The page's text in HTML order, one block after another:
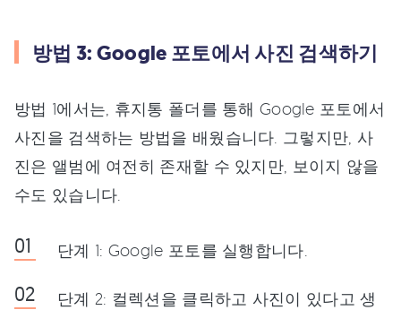
방법 3: Google 포토에서 사진 검색하기
방법 1에서는, 휴지통 폴더를 통해 Google 포토에서
사진을 검색하는 방법을 배웠습니다. 그렇지만, 사
진은 앨범에 여전히 존재할 수 있지만, 보이지 않을
수도 있습니다.
단계 1: Google 포토를 실행합니다.
단계 2: 컬렉션을 클릭하고 사진이 있다고 생